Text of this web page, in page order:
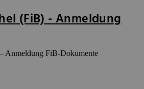
(FiB) - Anmeldung
Anmeldung FiB-Dokumente